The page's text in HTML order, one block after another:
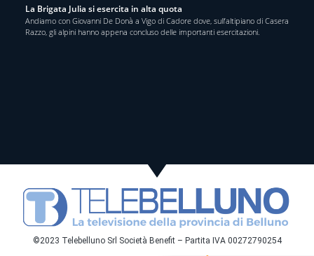
La Brigata Julia si esercita in alta quota
Andiamo con Giovanni De Donà a Vigo di Cadore dove, sull’altipiano di Casera
Razzo, gli alpini hanno appena concluso delle importanti esercitazioni.
©2023 Telebelluno Srl Società Benefit – Partita IVA 00272790254